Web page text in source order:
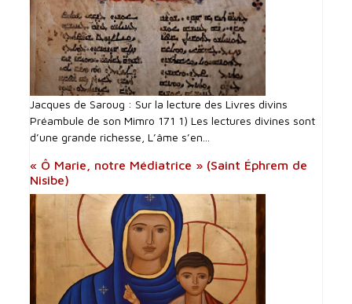
Jacques de Saroug : Sur la lecture des Livres divins
Préambule de son Mimro 171 1) Les lectures divines sont
d’une grande richesse, L’âme s’en...
« Ô Marie, notre Médiatrice » (Saint Éphrem de
Nisibe)